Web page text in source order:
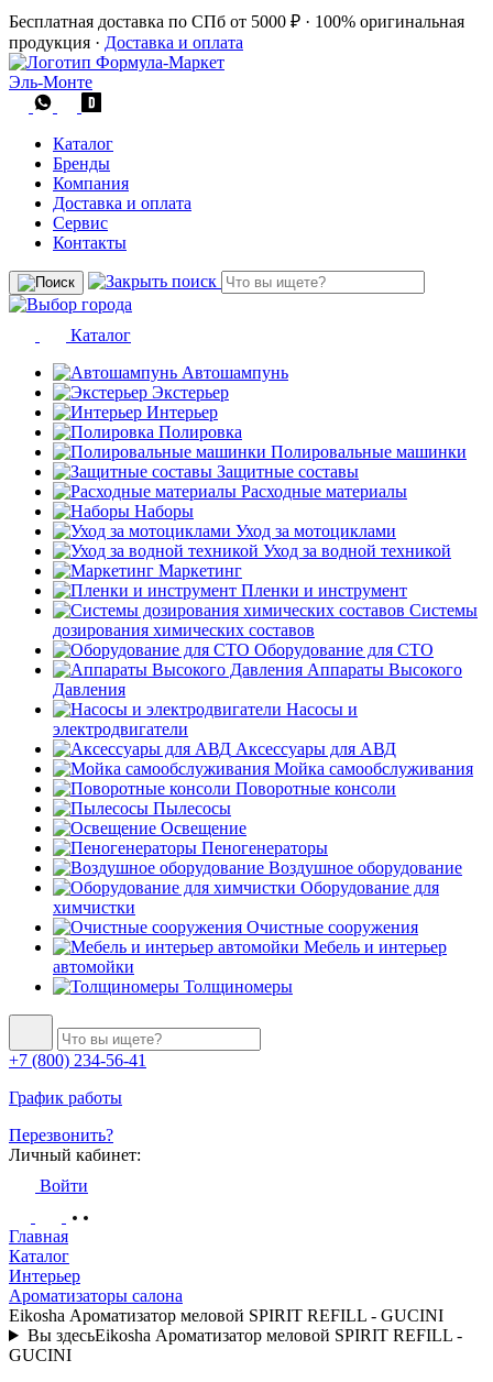
Бесплатная доставка по СПб от 5000 ₽ · 100% оригинальная
продукция · Доставка и оплата
Эль-Монте
Каталог
Бренды
Компания
Доставка и оплата
Сервис
Контакты
Каталог
Автошампунь
Экстерьер
Интерьер
Полировка
Полировальные машинки
Защитные составы
Расходные материалы
Наборы
Уход за мотоциклами
Уход за водной техникой
Маркетинг
Пленки и инструмент
Системы
дозирования химических составов
Оборудование для СТО
Аппараты Высокого
Давления
Насосы и
электродвигатели
Аксессуары для АВД
Мойка самообслуживания
Поворотные консоли
Пылесосы
Освещение
Пеногенераторы
Воздушное оборудование
Оборудование для
химчистки
Очистные сооружения
Мебель и интерьер
автомойки
Толщиномеры
+7 (800) 234-56-41
График работы
Перезвонить?
Личный кабинет:
Войти
Главная
Каталог
Интерьер
Ароматизаторы салона
Eikosha Ароматизатор меловой SPIRIT REFILL - GUCINI
Вы здесьEikosha Ароматизатор меловой SPIRIT REFILL -
GUCINI